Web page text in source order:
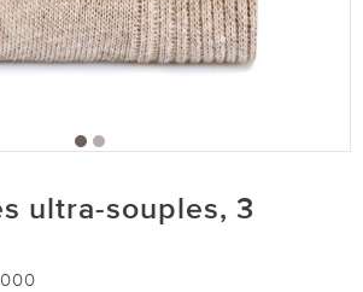
ultra-souples, 3